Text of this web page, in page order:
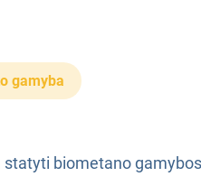
gamyba
statyti biometano